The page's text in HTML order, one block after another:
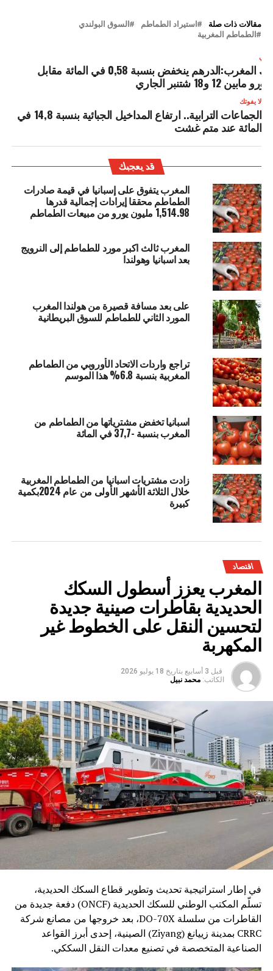
مقالات ذات صلة استيراد الطماطم
السوق البولندي
الطماطم المغربية
بنك المغرب:الدرهم ينخفض بنسبة 0,58 في المائة مقابل
مابين 12 و18 شتنبر الجاري
لا يفوتك
الجماعات الترابية.. ارتفاع المداخيل الجبائية بنسبة 14,8 في
المائة عند متم غشت
قد يعجبك
المغرب يتفوق على إسبانيا في قيمة صادرات
الطماطم محققا إيرادات إجمالية قدرها
1,514.98 مليون يورو من مبيعات الطماطم
المغرب ثالث اكبر مورد للطماطم إلى النرويج
بعد اسبانيا وهولندا
على بعد مسافة قصيرة من هولندا المغرب
المورد الثاني للطماطم للسوق البريطانية
تراجع واردات الاتحاد الأوروبي من الطماطم
المغربية بنسبة 6.8% هذا الموسم
اسبانيا تخفض مشترياتها من الطماطم من
المغرب بنسبة -37,7 في المائة
زادت مشتريات اسبانيا من الطماطم المغربية
خلال الثلاثة الأشهر الأولى من عام 2024بكمية
كبيرة
اقتصاد
المغرب يعزز أسطول السكك
الحديدية بقاطرات صينية جديدة
لتحسين النقل على الخطوط غير
المكهربة
قبل 3 أسابيع بتاريخ 18 يوليو 2026
الكاتب: محمد نبيل
في إطار استراتيجية تحديث وتطوير قطاع السكك الحديدية،
تسلّم المكتب الوطني للسكك الحديدية (ONCF) دفعة جديدة من
القاطرات من سلسلة DO-70X، بعد خروجها من مصانع شركة
CRRC بمدينة زييانغ (Ziyang) الصينية، إحدى أبرز القواعد
الصناعية المتخصصة في تصنيع معدات النقل السككي.